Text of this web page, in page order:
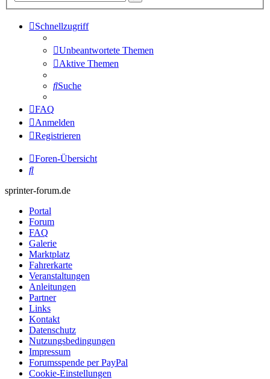
Schnellzugriff
Unbeantwortete Themen
Aktive Themen
Suche
FAQ
Anmelden
Registrieren
Foren-Übersicht
Suche
sprinter-forum.de
Portal
Forum
FAQ
Galerie
Marktplatz
Fahrerkarte
Veranstaltungen
Anleitungen
Partner
Links
Kontakt
Datenschutz
Nutzungsbedingungen
Impressum
Forumsspende per PayPal
Cookie-Einstellungen